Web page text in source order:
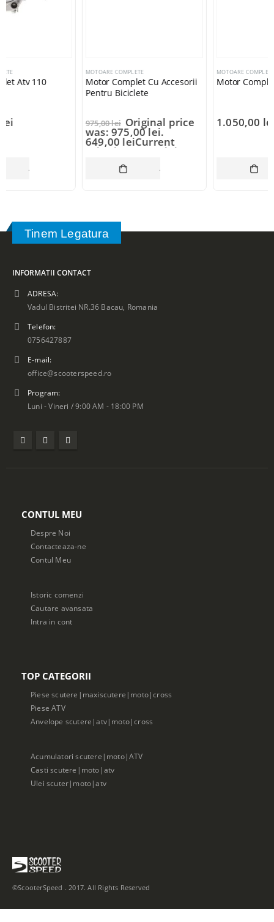
Motor Complet Cu Accesorii
Original price
was: 975,00 lei.
Current
price is: 649,00 lei.
ADAUGĂ ÎN COȘ
Motor Complet Atv 110cc
1.050,00lei
ADAUGĂ ÎN COȘ
Tinem Legatura
INFORMATII CONTACT
ADRESA:
Vadul Bistritei NR.36 Bacau, Romania
Telefon:
0756427887
E-mail:
office@scooterspeed.ro
Program:
Luni - Vineri / 9:00 AM - 18:00 PM
CONTUL MEU
Despre Noi
Contacteaza-ne
Contul Meu
Istoric comenzi
Cautare avansata
Intra in cont
TOP CATEGORII
Piese scutere|maxiscutere|moto|cross
Piese ATV
Anvelope scutere|atv|moto|cross
Acumulatori scutere|moto|ATV
Casti scutere|moto|atv
Ulei scuter|moto|atv
©ScooterSpeed . 2017. All Rights Reserved